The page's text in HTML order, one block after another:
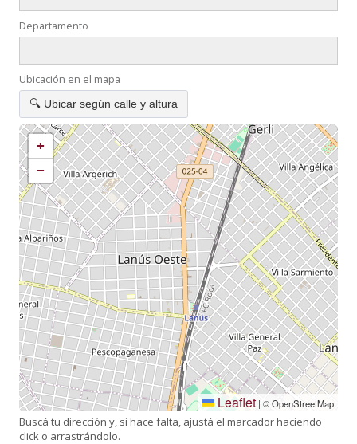
Departamento
Ubicación en el mapa
🔍 Ubicar según calle y altura
+
−
Leaflet | © OpenStreetMap
Buscá tu dirección y, si hace falta, ajustá el marcador haciendo
click o arrastrándolo.